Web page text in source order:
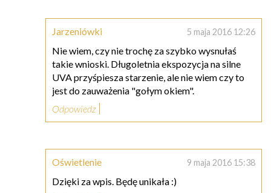
Jarzeniówki 5 maja 2016 12:26
Nie wiem, czy nie trochę za szybko wysnułaś
takie wnioski. Długoletnia ekspozycja na silne
UVA przyśpiesza starzenie, ale nie wiem czy to
jest do zauważenia "gołym okiem".
Odpowiedz
Oświetlenie 9 maja 2016 15:38
Dzięki za wpis. Będę unikała :)